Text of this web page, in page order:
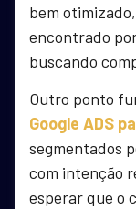
bem
encontrado
buscando
Outro ponto
Google ADS
segmentados
com intenção
esperar que o